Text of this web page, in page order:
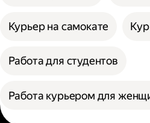
Курьер на самокате
Работа для студентов
Работа курьером для